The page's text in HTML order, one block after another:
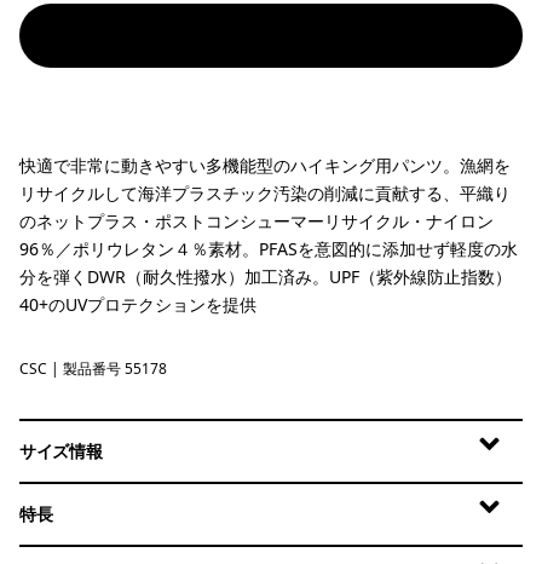
快適で非常に動きやすい多機能型のハイキング用パンツ。漁網を
リサイクルして海洋プラスチック汚染の削減に貢献する、平織り
のネットプラス・ポストコンシューマーリサイクル・ナイロン
96％／ポリウレタン４％素材。PFASを意図的に添加せず軽度の水
分を弾くDWR（耐久性撥水）加工済み。UPF（紫外線防止指数）
40+のUVプロテクションを提供
Classic Tan
CSC | 製品番号 55178
サイズ情報
特長